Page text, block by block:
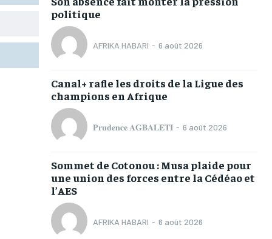
NOUVELLE D’AFRIQUE
LEDEFENSEURINFO
ACTU LOMÉ
1-MONTH
/ month
to this tier, you are billed
after the first one until you
of the monthly subscription.
1-MONTH
/ month
to this tier, you are billed
after the first one until you
of the monthly subscription.
NOUVELLE D’AFRIQUE
LEDEFENSEURINFO
ACTU LOMÉ
NOUVELLE D’AFRIQUE
LEDEFENSEURINFO
ACTU LOMÉ
NOUVELLE D’AFRIQUE
LEDEFENSEURINFO
ACTU LOMÉ
politique
AFRIKA HABARI - 6 août 2026
Canal+ rafle les droits de la Ligue des
champions en Afrique
𝐏𝐫𝐮𝐝𝐞𝐧𝐜𝐞 𝐀𝐆𝐁𝐀𝐋𝐄𝐓𝐈 - 6 août 2026
Sommet de Cotonou : Musa plaide pour
une union des forces entre la Cédéao et
l’AES
AFRIKA HABARI - 6 août 2026